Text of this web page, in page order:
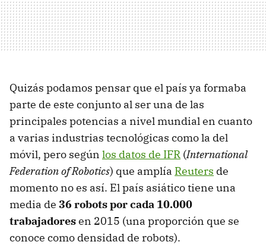
Quizás podamos pensar que el país ya formaba
parte de este conjunto al ser una de las
principales potencias a nivel mundial en cuanto
a varias industrias tecnológicas como la del
móvil, pero según los datos de IFR (International
Federation of Robotics) que amplía Reuters de
momento no es así. El país asiático tiene una
media de 36 robots por cada 10.000
trabajadoresen 2015 (una proporción que se
conoce como densidad de robots).